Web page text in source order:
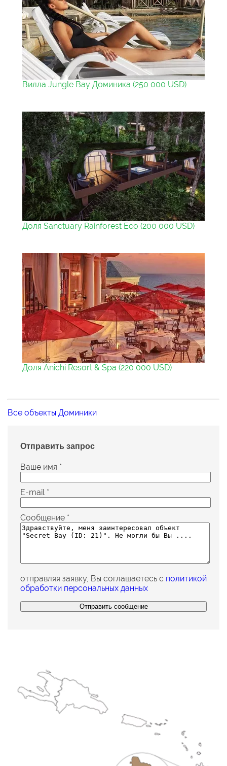
Вилла Jungle Bay Доминика (250 000 USD)
Доля Sanctuary Rainforest Eco (200 000 USD)
Доля Anichi Resort & Spa (220 000 USD)
Все объекты Доминики
Отправить запрос
Ваше имя *
E-mail *
Сообщение *
отправляя заявку, Вы соглашаетесь с политикой
обработки персональных данных